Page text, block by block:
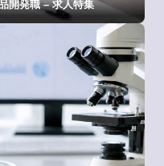
開発職 – 求人特集